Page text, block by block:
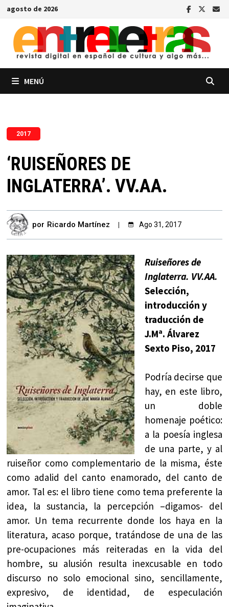
Saltar
contenido
agosto de 2026
MENÚ
2017
‘RUISEÑORES DE
INGLATERRA’. VV.AA.
por Ricardo Martínez Ago 31, 2017
Ruiseñores de
Inglaterra. VV.AA.
Selección,
introducción y
traducción de
J.Mª. Álvarez
Sexto Piso, 2017
Podría decirse que
hay, en este libro,
un doble
homenaje poético:
a la poesía inglesa
de una parte, y al
ruiseñor como complementario de la misma, éste
como adalid del canto enamorado, del canto de
amor. Tal es: el libro tiene como tema preferente la
idea, la sustancia, la percepción –digamos- del
amor. Un tema recurrente donde los haya en la
literatura, acaso porque, tratándose de una de las
pre-ocupaciones más reiteradas en la vida del
hombre, su alusión resulta inexcusable en todo
discurso no solo emocional sino, sencillamente,
expresivo, de identidad, de especulación